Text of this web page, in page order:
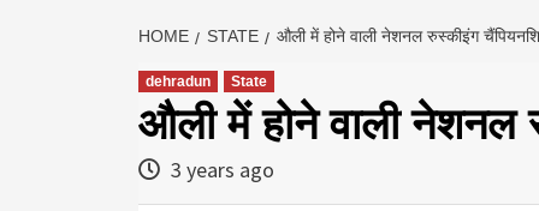
HOME STATE औली में होने वाली नेशनल रुस्कीइंग
dehradun State
औली में होने वाली नेशनल
3 years ago